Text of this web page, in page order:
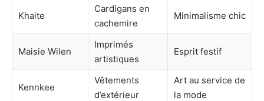
Khaite
Cardigans en
cachemire
Minimalisme chic
Maisie Wilen
Imprimés
artistiques
Esprit festif
Kennkee
Vêtements
d’extérieur
Art au service de
la mode